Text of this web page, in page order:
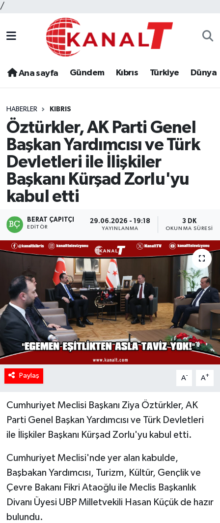
/
Ana sayfa Gündem Kıbrıs Türkiye Dünya
HABERLER KIBRIS
Öztürkler, AK Parti Genel
Başkan Yardımcısı ve Türk
Devletleri ile İlişkiler
Başkanı Kürşad Zorlu'yu
kabul etti
BERAT ÇAPITÇI
EDITÖR
29.06.2026 - 19:18
YAYINLANMA
3 DK
OKUNMA SÜRESI
Paylaş A- A+
Cumhuriyet Meclisi Başkanı Ziya Öztürkler, AK
Parti Genel Başkan Yardımcısı ve Türk Devletleri
ile İlişkiler Başkanı Kürşad Zorlu'yu kabul etti.
Cumhuriyet Meclisi'nde yer alan kabulde,
Başbakan Yardımcısı, Turizm, Kültür, Gençlik ve
Çevre Bakanı Fikri Ataoğlu ile Meclis Başkanlık
Divanı Üyesi UBP Milletvekili Hasan Küçük de hazır
bulundu.